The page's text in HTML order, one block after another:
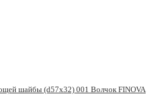
шайбы (d57x32) 001 Волчок FINOVA